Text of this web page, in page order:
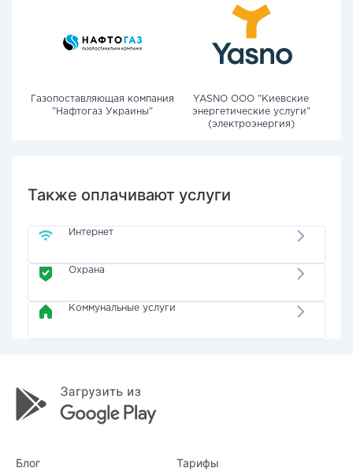
Газопоставляющая компания
"Нафтогаз Украины"
YASNO OOO "Киевские
энергетические услуги"
(электроэнергия)
Также оплачивают услуги
Интернет
Охрана
Коммунальные услуги
Блог Тарифы